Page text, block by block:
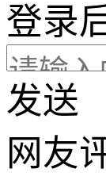
登录
发送
网友